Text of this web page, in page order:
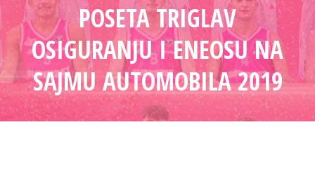
POSETA TRIGLAV
OSIGURANJU I ENEOSU NA
SAJMU AUTOMOBILA 2019